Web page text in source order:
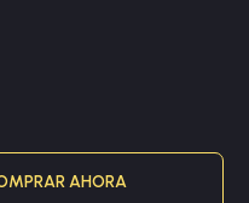
AHORA